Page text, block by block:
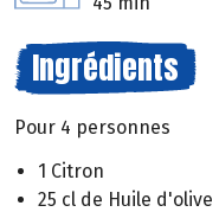
Ingrédients
Pour 4 personnes
1 Citron
25 cl de Huile d'olive